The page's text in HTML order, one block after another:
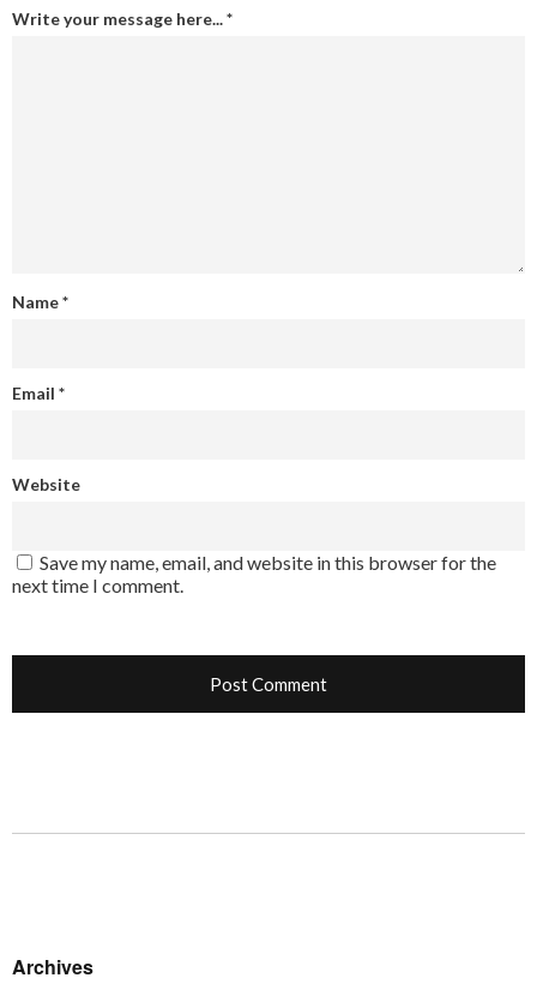
Write your message here...*
Name*
Email *
Website
Save my name, email, and website in this browser for the
next time I comment.
Archives